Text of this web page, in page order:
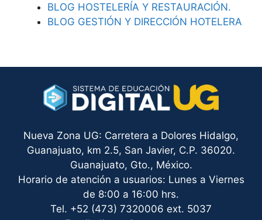
BLOG HOSTELERÍA Y RESTAURACIÓN.
BLOG GESTIÓN Y DIRECCIÓN HOTELERA
Nueva Zona UG: Carretera a Dolores Hidalgo,
Guanajuato, km 2.5, San Javier, C.P. 36020.
Guanajuato, Gto., México.
Horario de atención a usuarios: Lunes a Viernes
de 8:00 a 16:00 hrs.
Tel. +52 (473) 7320006 ext. 5037